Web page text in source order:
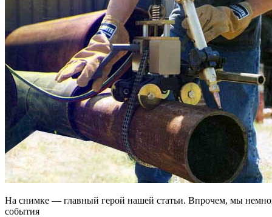
На снимке — главный герой нашей статьи. Впрочем, мы
события